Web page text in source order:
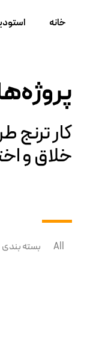
خانه
کار ترنج
خلاق و
All بسته بندی